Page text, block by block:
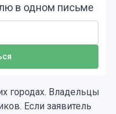
в одном письме
городах. Владельцы
Если заявитель